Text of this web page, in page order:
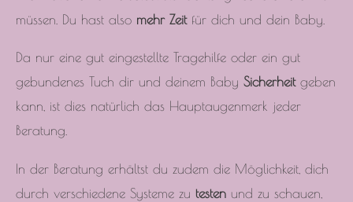
müssen. Du hast also mehr Zeitfür dich und dein Baby.
Da nur eine gut eingestellte Tragehilfe oder ein gut
gebundenes Tuch dir und deinem Baby Sicherheitgeben
kann, ist dies natürlich das Hauptaugenmerk jeder
Beratung.
In der Beratung erhältst du zudem die Möglichkeit, dich
durch verschiedene Systeme zu testen und zu schauen,